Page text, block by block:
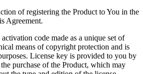
of registering the Product to You in the
Agreement.
code made as a unique set of
means of copyright protection and is
License key is provided to you by
purchase of the Product, which may